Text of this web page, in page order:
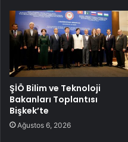
ŞİÖ Bilim ve Teknoloji
Bakanları Toplantısı
Bişkek’te
Ağustos 6, 2026